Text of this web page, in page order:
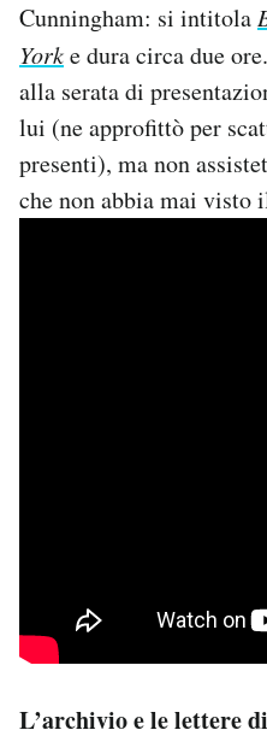
Cunningham: si intitola
Yorke dura circa due
alla serata di
lui (ne approfittò per
presenti), ma non
che non abbia mai visto
L’archivio e le lettere